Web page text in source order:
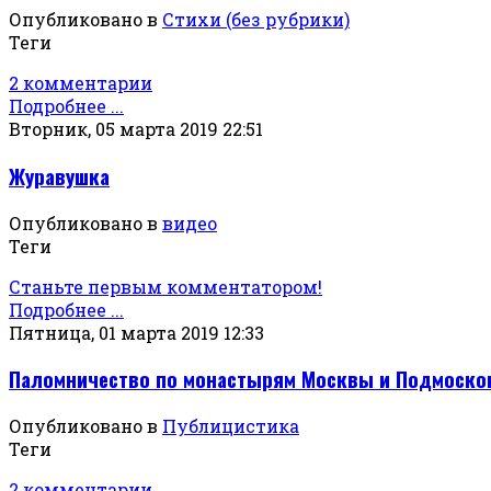
Опубликовано в Стихи (без рубрики)
Теги
2 комментарии
Подробнее ...
Вторник, 05 марта 2019 22:51
Журавушка
Опубликовано в видео
Теги
Станьте первым комментатором!
Подробнее ...
Пятница, 01 марта 2019 12:33
Паломничество по монастырям Москвы и
Опубликовано в Публицистика
Теги